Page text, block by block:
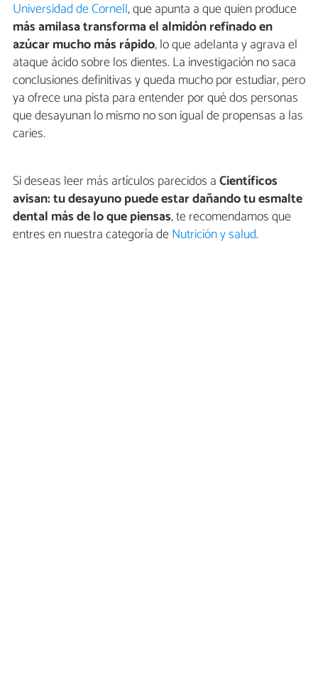
Universidad de Cornell, que apunta a que quien produce
más amilasa transforma el almidón refinado en
azúcar mucho más rápido, lo que adelanta y agrava el
ataque ácido sobre los dientes. La investigación no saca
conclusiones definitivas y queda mucho por estudiar, pero
ya ofrece una pista para entender por qué dos personas
que desayunan lo mismo no son igual de propensas a las
caries.
Si deseas leer más artículos parecidos aCientíficos
avisan: tu desayuno puede estar dañando tu esmalte
dental más de lo que piensas, te recomendamos que
entres en nuestra categoría deNutrición y salud.